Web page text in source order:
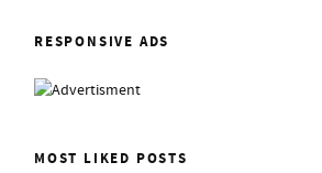
RESPONSIVE ADS
MOST LIKED POSTS